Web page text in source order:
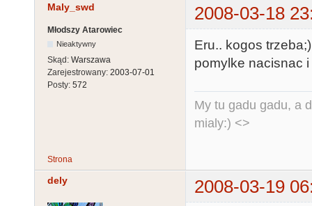
Maly_swd 2008-03-18
Młodszy Atarowiec
Nieaktywny
Skąd: Warszawa
Zarejestrowany: 2003-07-01
Posty: 572
Eru.. kogos
pomylke nacisnac
My tu gadu gadu, a
mialy:) <>
Strona
dely 2008-03-19